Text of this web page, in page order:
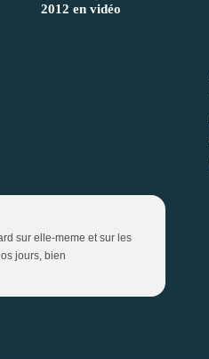
2012 en vidéo
sur elle-meme et sur les
jours, bien